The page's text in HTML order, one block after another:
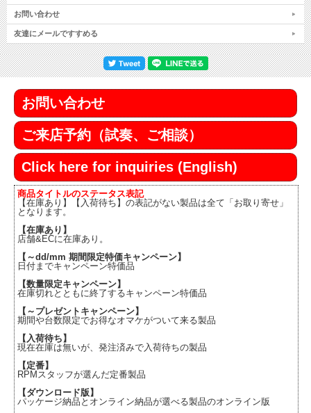
お問い合わせ
友達にメールですすめる
お問い合わせ
ご来店予約（試奏、ご相談）
Click here for inquiries (English)
商品タイトルのステータス表記
【在庫あり】【入荷待ち】の表記がない製品は全て「お取り寄せ」
となります。
【在庫あり】
店舗&ECに在庫あり。
【～dd/mm 期間限定特価キャンペーン】
日付までキャンペーン特価品
【数量限定キャンペーン】
在庫切れとともに終了するキャンペーン特価品
【～プレゼントキャンペーン】
期間や台数限定でお得なオマケがついて来る製品
【入荷待ち】
現在在庫は無いが、発注済みで入荷待ちの製品
【定番】
RPMスタッフが選んだ定番製品
【ダウンロード版】
パッケージ納品とオンライン納品が選べる製品のオンライン版